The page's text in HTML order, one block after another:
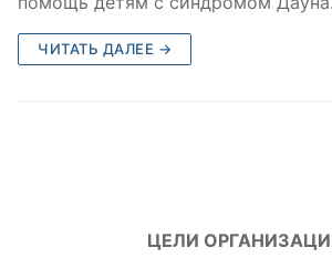
ЧИТАТЬ ДАЛЕЕ →
ЦЕЛИ